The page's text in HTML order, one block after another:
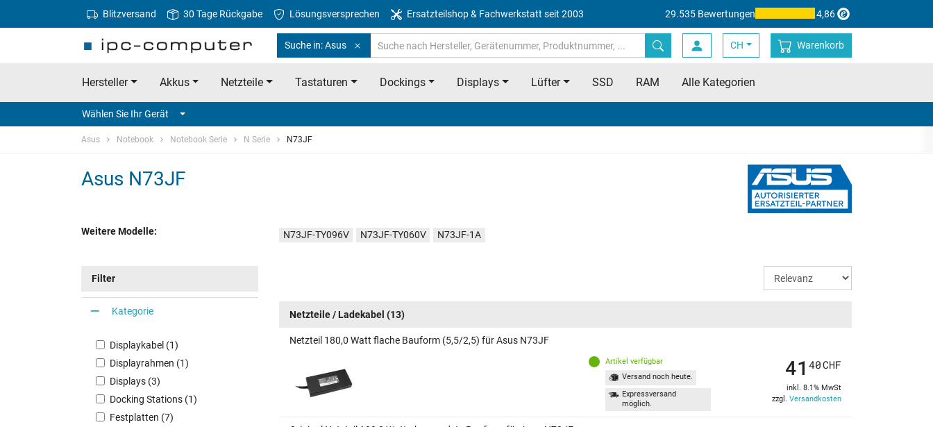
Blitzversand 30 Tage Rückgabe Lösungsversprechen Ersatzteilshop & Fachwerkstatt seit 2003 29.535 Bewertungen 4,86
Suche in: Asus CH Warenkorb
Hersteller Akkus Netzteile Tastaturen Dockings Displays Lüfter SSD RAM Alle Kategorien
Wählen Sie Ihr Gerät
Asus Notebook Notebook Serie N Serie N73JF
Asus N73JF
Weitere Modelle: N73JF-TY096V N73JF-TY060V N73JF-1A
Filter
Kategorie
Displaykabel (1)
Displayrahmen (1)
Displays (3)
Docking Stations (1)
Festplatten (7)
Netzteile / Ladekabel (13)
Netzteil 180,0 Watt flache Bauform (5,5/2,5) für Asus N73JF
Artikel verfügbar
Versand noch heute.
Expressversand
möglich.
4140CHF
inkl. 8.1% MwSt
zzgl. Versandkosten